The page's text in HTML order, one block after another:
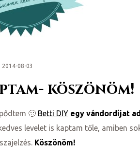
köszönöm!
2014-08-03
🙂 Betti DIY egy vándordíjat
levelet is kaptam tőle, amiben
Köszönöm!